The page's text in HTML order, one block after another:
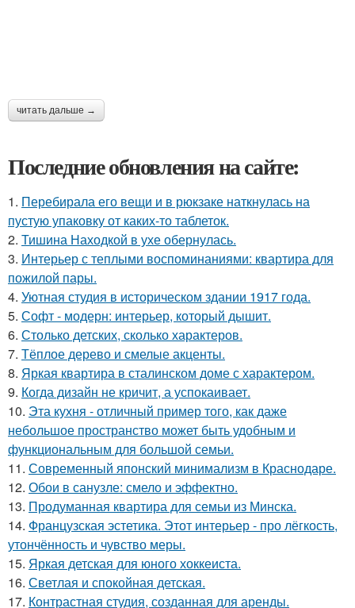
читать дальше →
Последние обновления на сайте:
1. Перебирала его вещи и в рюкзаке наткнулась на
пустую упаковку от каких-то таблеток.
2. Тишина Находкой в ухе обернулась.
3. Интерьер с теплыми воспоминаниями: квартира для
пожилой пары.
4. Уютная студия в историческом здании 1917 года.
5. Софт - модерн: интерьер, который дышит.
6. Столько детских, сколько характеров.
7. Тёплое дерево и смелые акценты.
8. Яркая квартира в сталинском доме с характером.
9. Когда дизайн не кричит, а успокаивает.
10. Эта кухня - отличный пример того, как даже
небольшое пространство может быть удобным и
функциональным для большой семьи.
11. Современный японский минимализм в Краснодаре.
12. Обои в санузле: смело и эффектно.
13. Продуманная квартира для семьи из Минска.
14. Французская эстетика. Этот интерьер - про лёгкость,
утончённость и чувство меры.
15. Яркая детская для юного хоккеиста.
16. Светлая и спокойная детская.
17. Контрастная студия, созданная для аренды.